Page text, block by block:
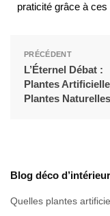
praticité grâce à
PRÉCÉDENT
L’Éternel Débat :
Plantes
Plantes Naturelles
Blog déco d’intérieur
Quelles plantes